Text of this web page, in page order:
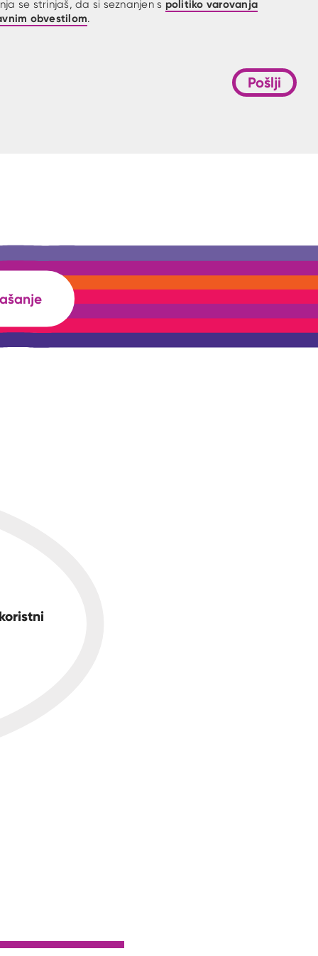
se strinjaš, da si seznanjen s politiko varovanja
obvestilom.
Pošlji